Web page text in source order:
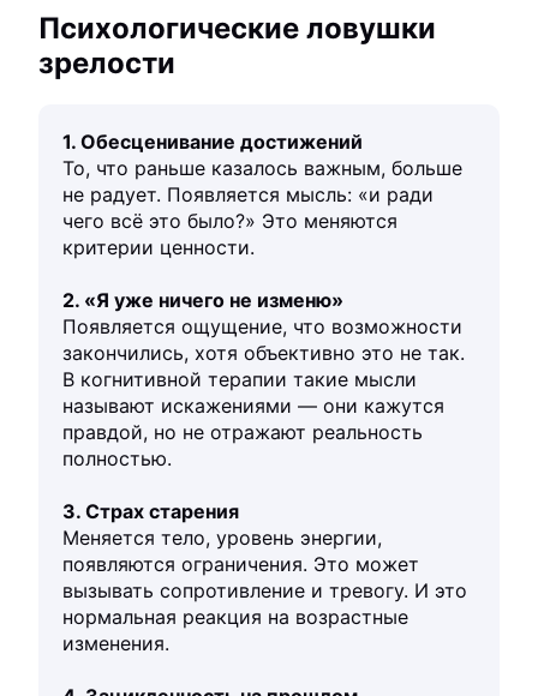
Психологические ловушки
зрелости
1. Обесценивание достижений
То, что раньше казалось важным, больше
не радует. Появляется мысль: «и ради
чего всё это было?» Это меняются
критерии ценности.
2. «Я уже ничего не изменю»
Появляется ощущение, что возможности
закончились, хотя объективно это не так.
В когнитивной терапии такие мысли
называют искажениями — они кажутся
правдой, но не отражают реальность
полностью.
3. Страх старения
Меняется тело, уровень энергии,
появляются ограничения. Это может
вызывать сопротивление и тревогу. И это
нормальная реакция на возрастные
изменения.